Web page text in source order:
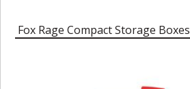
Fox Rage Compact Storage Boxes